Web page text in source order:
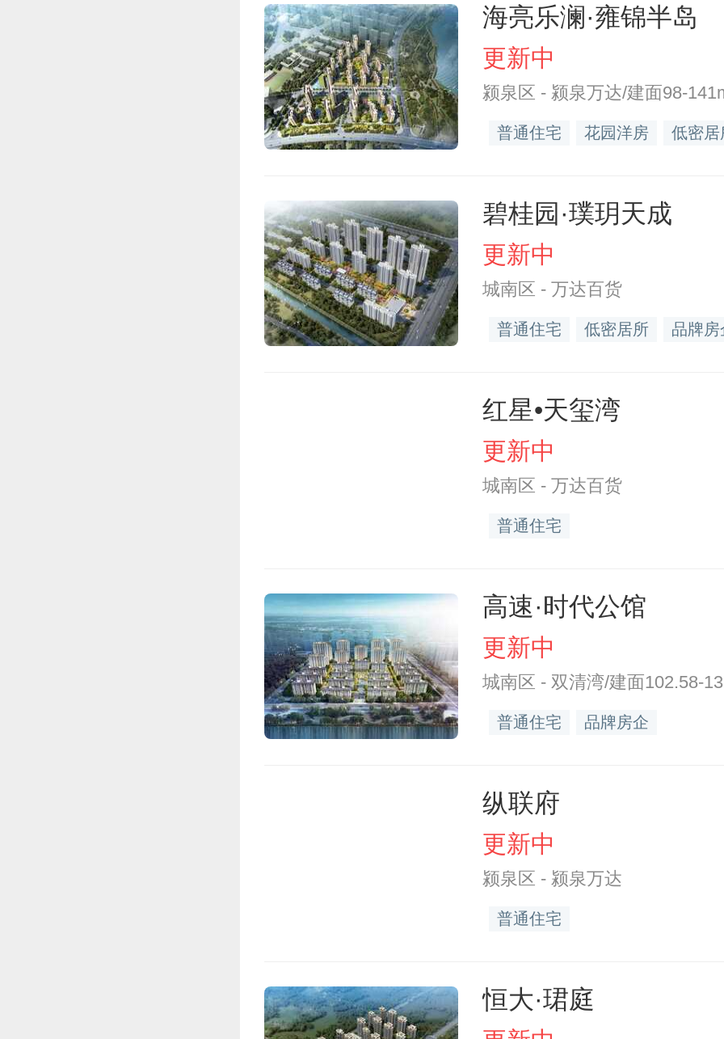
海亮乐澜·雍锦半岛
更新中
颍泉区 - 颍泉万达/建面98-
普通住宅 花园洋房 低密居
碧桂园·璞玥天成
更新中
城南区 - 万达百货
普通住宅 低密居所 品牌房
红星•天玺湾
更新中
城南区 - 万达百货
普通住宅
高速·时代公馆
更新中
城南区 - 双清湾/建面102.58-
普通住宅 品牌房企
纵联府
更新中
颍泉区 - 颍泉万达
普通住宅
恒大·珺庭